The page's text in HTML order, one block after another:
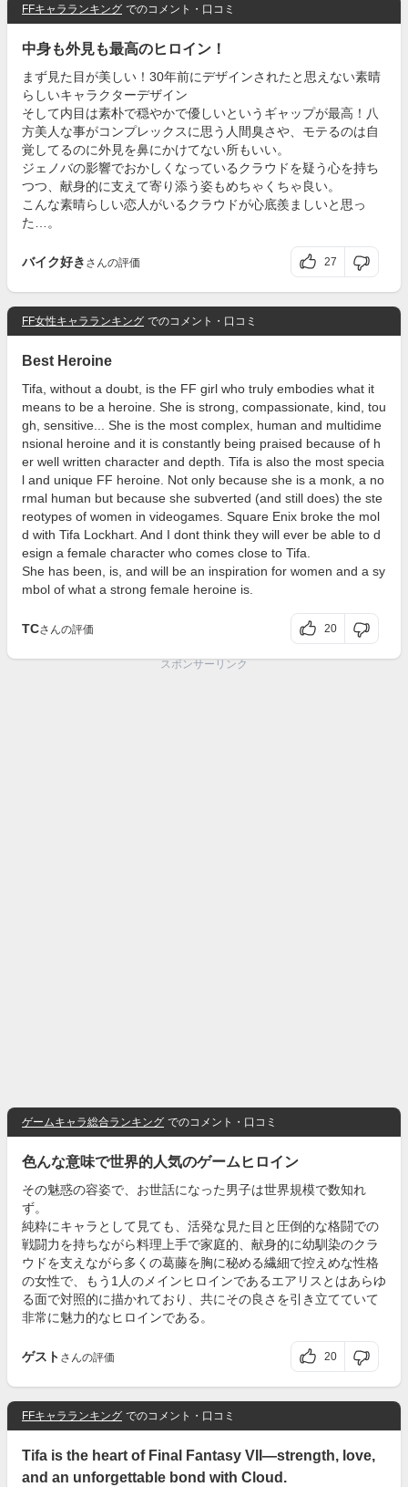
FFキャラランキング でのコメント・口コミ
中身も外見も最高のヒロイン！
まず見た目が美しい！30年前にデザインされたと思えない素晴
らしいキャラクターデザイン
そして内目は素朴で穏やかで優しいというギャップが最高！八
方美人な事がコンプレックスに思う人間臭さや、モテるのは自
覚してるのに外見を鼻にかけてない所もいい。
ジェノバの影響でおかしくなっているクラウドを疑う心を持ち
つつ、献身的に支えて寄り添う姿もめちゃくちゃ良い。
こんな素晴らしい恋人がいるクラウドが心底羨ましいと思っ
た…。
バイク好き さんの評価 27
FF女性キャラランキング でのコメント・口コミ
Best Heroine
Tifa, without a doubt, is the FF girl who truly embodies what it
means to be a heroine. She is strong, compassionate, kind, tou
gh, sensitive... She is the most complex, human and multidime
nsional heroine and it is constantly being praised because of h
er well written character and depth. Tifa is also the most specia
l and unique FF heroine. Not only because she is a monk, a no
rmal human but because she subverted (and still does) the ste
reotypes of women in videogames. Square Enix broke the mol
d with Tifa Lockhart. And I dont think they will ever be able to d
esign a female character who comes close to Tifa.
She has been, is, and will be an inspiration for women and a sy
mbol of what a strong female heroine is.
TCさんの評価 20
スポンサーリンク
ゲームキャラ総合ランキング でのコメント・口コミ
色んな意味で世界的人気のゲームヒロイン
その魅惑の容姿で、お世話になった男子は世界規模で数知れ
ず。
純粋にキャラとして見ても、活発な見た目と圧倒的な格闘での
戦闘力を持ちながら料理上手で家庭的、献身的に幼馴染のクラ
ウドを支えながら多くの葛藤を胸に秘める繊細で控えめな性格
の女性で、もう1人のメインヒロインであるエアリスとはあらゆ
る面で対照的に描かれており、共にその良さを引き立てていて
非常に魅力的なヒロインである。
ゲスト さんの評価 20
FFキャラランキング でのコメント・口コミ
Tifa is the heart of Final Fantasy VII—strength, love,
and an unforgettable bond with Cloud.